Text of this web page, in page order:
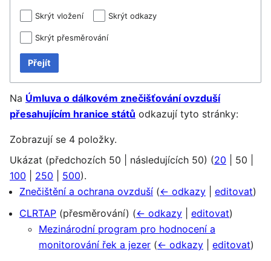
Skrýt vložení Skrýt odkazy
Skrýt přesměrování
Přejít
Na Úmluva o dálkovém znečišťování ovzduší
přesahujícím hranice států odkazují tyto stránky:
Zobrazují se 4 položky.
Ukázat (předchozích 50 následujících 50) (20 50
100
250 500).
Znečištění a ochrana ovzduší (← odkazy editovat)
CLRTAP (přesměrování) (← odkazy editovat)
Mezinárodní program pro hodnocení a
monitorování řek a jezer (← odkazy editovat)